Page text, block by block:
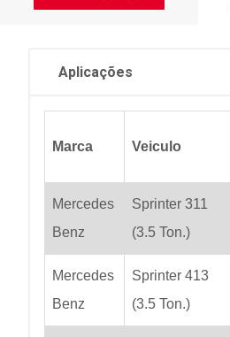
Aplicações
Marca Veiculo
Mercedes
Benz
Sprinter 311
(3.5 Ton.)
Mercedes
Benz
Sprinter 413
(3.5 Ton.)